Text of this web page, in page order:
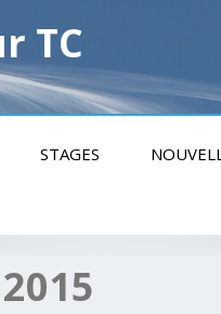
TC
STAGES